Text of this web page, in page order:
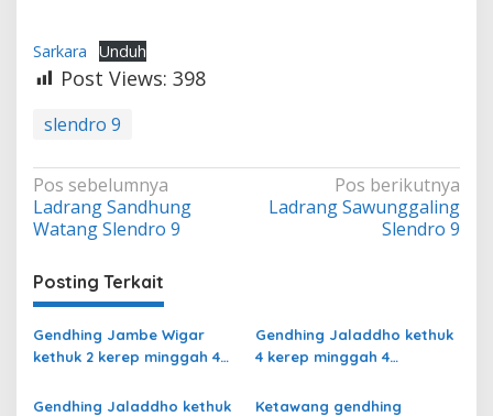
Sarkara Unduh
Post Views: 398
slendro 9
Navigasi
pos
Pos sebelumnya
Ladrang Sandhung
Watang Slendro 9
Pos berikutnya
Ladrang Sawunggaling
Slendro 9
Posting Terkait
Gendhing Jambe Wigar
kethuk 2 kerep minggah 4
Kalihan Slendro 9
Gendhing Jaladdho kethuk
4 kerep minggah 4
Semu Slendro 9
Gendhing Jaladdho kethuk
Ketawang gendhing